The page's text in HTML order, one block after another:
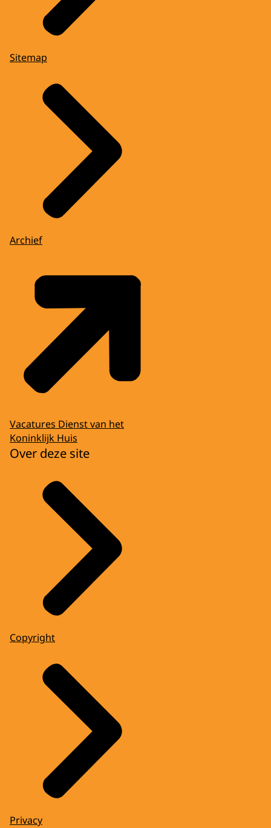
Sitemap
Archief
Vacatures Dienst van het
Koninklijk Huis
Over deze site
Copyright
Privacy